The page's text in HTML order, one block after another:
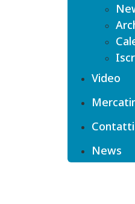
Video
Contatti
News